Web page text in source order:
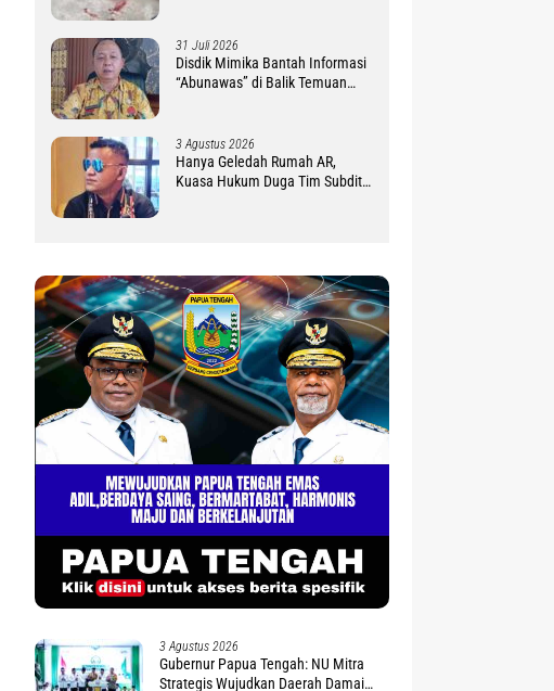
31 Juli 2026
Disdik Mimika Bantah Informasi
“Abunawas” di Balik Temuan
3 Agustus 2026
Hanya Geledah Rumah AR,
Kuasa Hukum Duga Tim Subdit
3 Agustus 2026
Gubernur Papua Tengah: NU Mitra
Strategis Wujudkan Daerah Damai